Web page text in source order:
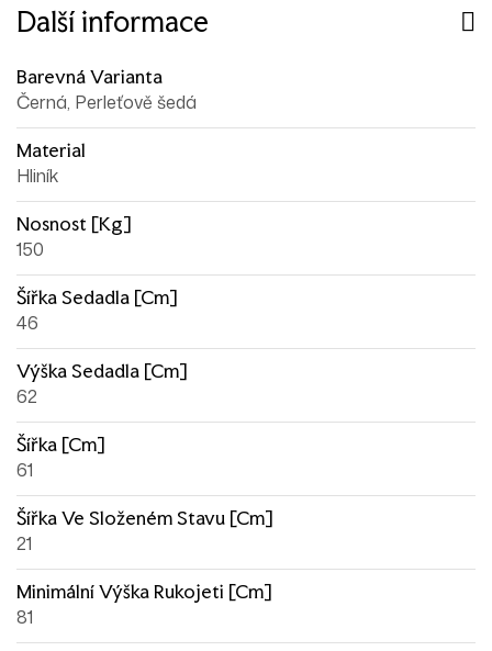
Další informace
Barevná Varianta
Černá, Perleťově šedá
Material
Hliník
Nosnost [kg]
150
Šířka Sedadla [cm]
46
Výška Sedadla [cm]
62
Šířka [cm]
61
Šířka Ve Složeném Stavu [cm]
21
Minimální Výška Rukojeti [cm]
81